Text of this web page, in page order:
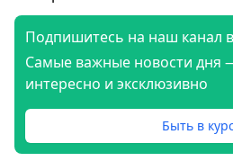
Подпишитесь на наш канал
Самые важные новости дня
интересно и эксклюзивно
Быть в